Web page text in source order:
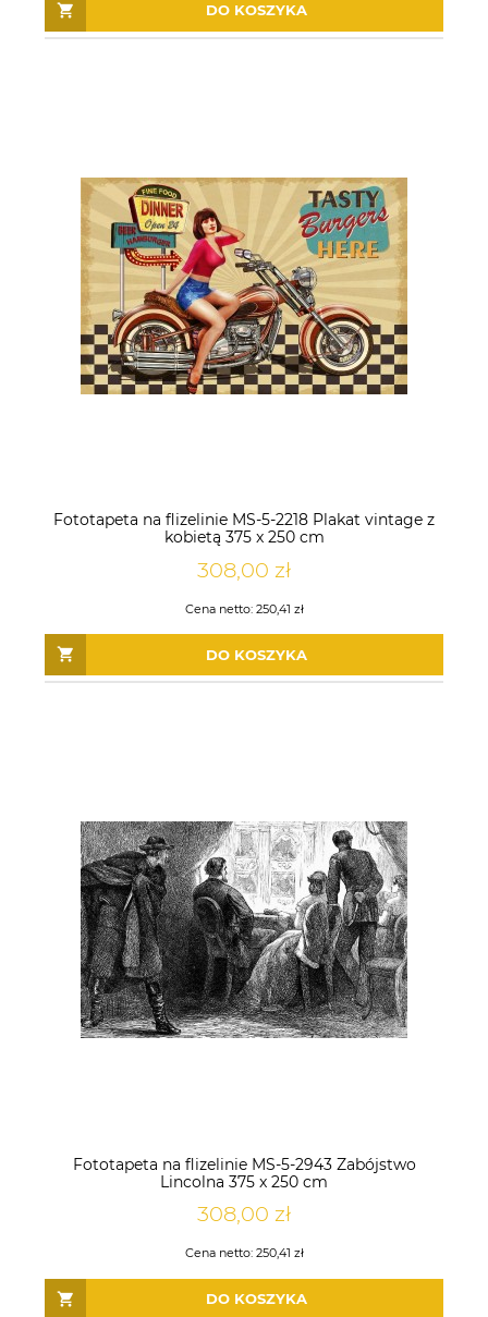
DO KOSZYKA
Fototapeta na flizelinie MS-5-2218 Plakat vintage z
kobietą 375 x 250 cm
308,00 zł
Cena netto: 250,41 zł
DO KOSZYKA
Fototapeta na flizelinie MS-5-2943 Zabójstwo
Lincolna 375 x 250 cm
308,00 zł
Cena netto: 250,41 zł
DO KOSZYKA